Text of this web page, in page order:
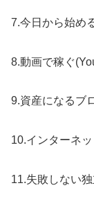
7.今日から始め
8.動画で稼ぐ
9.資産になるブ
10.インターネ
11.失敗しない独